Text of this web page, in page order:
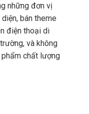
những đơn vị
bán theme
điện thoại di
và không
chất lượng